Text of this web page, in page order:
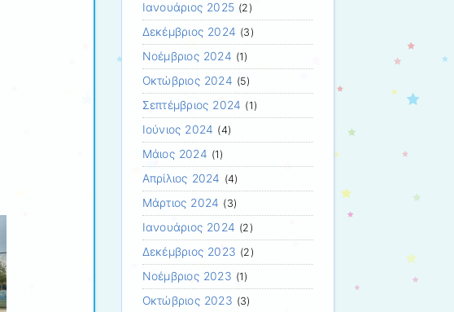
Ιανουάριος 2025 (2)
Δεκέμβριος 2024 (3)
Νοέμβριος 2024 (1)
Οκτώβριος 2024 (5)
Σεπτέμβριος 2024 (1)
Ιούνιος 2024 (4)
Μάιος 2024 (1)
Απρίλιος 2024 (4)
Μάρτιος 2024 (3)
Ιανουάριος 2024 (2)
Δεκέμβριος 2023 (2)
Νοέμβριος 2023 (1)
Οκτώβριος 2023 (3)